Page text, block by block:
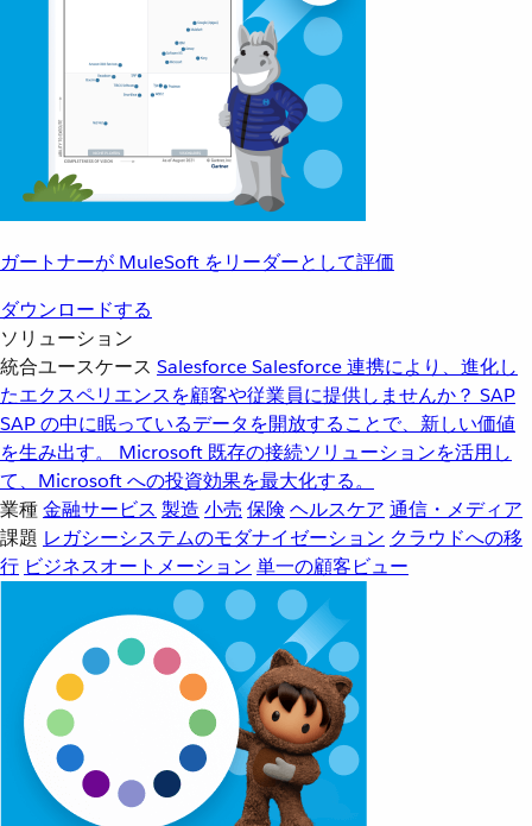
ガートナーが MuleSoft をリーダーとして評価
ダウンロードする
ソリューション
統合ユースケース SalesforceSalesforce 連携により、進化し
たエクスペリエンスを顧客や従業員に提供しませんか？ SAP
SAP の中に眠っているデータを開放することで、新しい価値
を生み出す。
Microsoft 既存の接続ソリューションを活用し
て、Microsoft への投資効果を最大化する。
業種金融サービス 製造 小売 保険 ヘルスケア 通信・メディア
課題 レガシーシステムのモダナイゼーション クラウドへの移
行 ビジネスオートメーション 単一の顧客ビュー